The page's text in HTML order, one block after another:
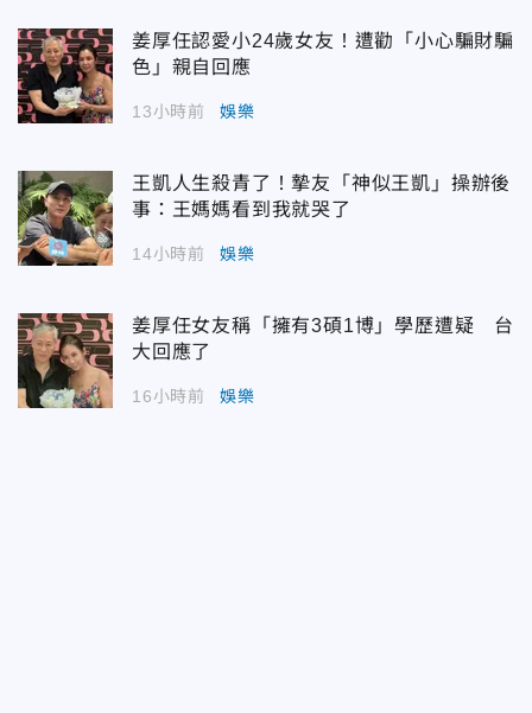
姜厚任認愛小24歲女友！遭勸「小心騙財騙
色」親自回應
13小時前 娛樂
王凱人生殺青了！摯友「神似王凱」操辦後
事：王媽媽看到我就哭了
14小時前 娛樂
姜厚任女友稱「擁有3碩1博」學歷遭疑 台
大回應了
16小時前 娛樂